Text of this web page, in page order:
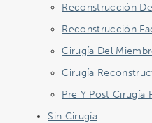
Reconstrucción
Reconstrucción
Cirugía Del
Cirugía
Pre Y Post Cirugía
Sin Cirugía